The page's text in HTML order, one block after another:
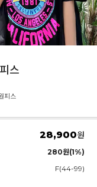
스
피스
28,900원
280원(1%)
F(44-99)